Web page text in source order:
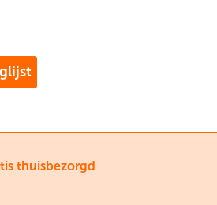
thuisbezorgd